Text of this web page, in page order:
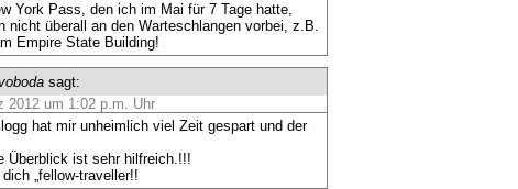
York Pass, den ich im Mai für 7 Tage hatte,
nicht überall an den Warteschlangen vorbei, z.B.
Empire State Building!
sagt:
2012 um 1:02 p.m. Uhr
hat mir unheimlich viel Zeit gespart und der
Überblick ist sehr hilfreich.!!!
dich „fellow-traveller!!